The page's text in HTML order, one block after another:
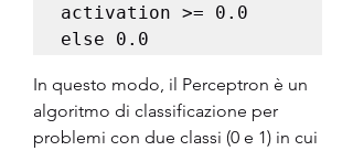
activation >= 0.0
In questo modo, il Perceptron è un
algoritmo di classificazione per
problemi con due classi (0 e 1) in cui